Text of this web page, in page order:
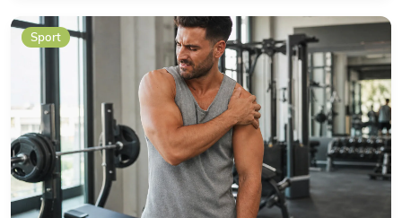
Sport